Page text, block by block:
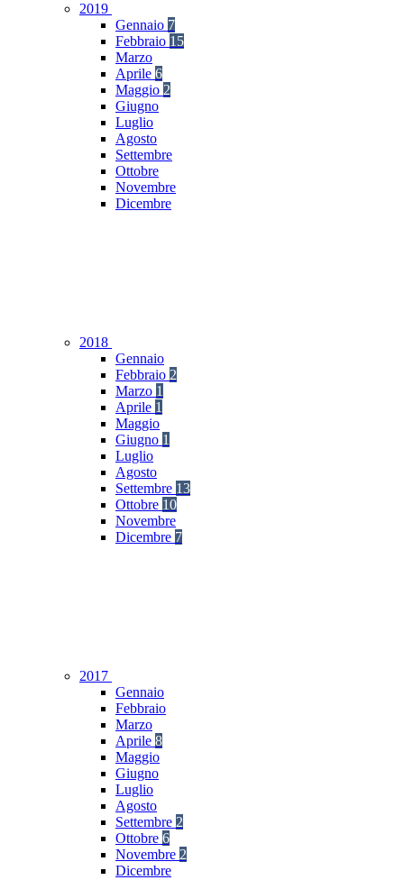
2019
Gennaio 7
Febbraio 15
Marzo
Aprile 6
Maggio 2
Giugno
Luglio
Agosto
Settembre
Ottobre
Novembre
Dicembre
2018
Gennaio
Febbraio 2
Marzo 1
Aprile 1
Maggio
Giugno 1
Luglio
Agosto
Settembre 13
Ottobre 10
Novembre
Dicembre 7
2017
Gennaio
Febbraio
Marzo
Aprile 8
Maggio
Giugno
Luglio
Agosto
Settembre 2
Ottobre 6
Novembre 2
Dicembre